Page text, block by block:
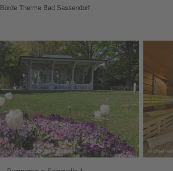
Börde Therme Bad Sassendorf